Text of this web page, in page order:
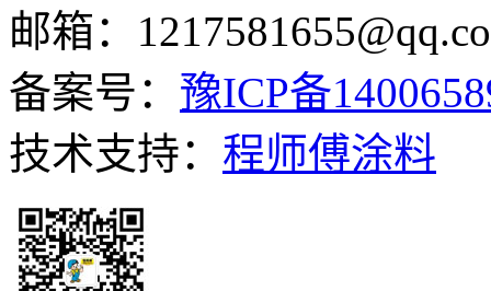
邮箱：
备案号： 豫ICP备
技术支持： 程师傅涂料